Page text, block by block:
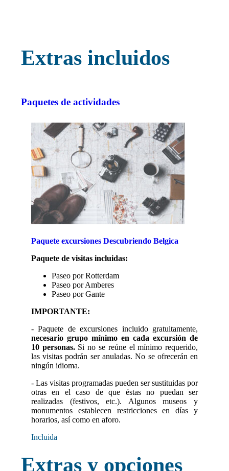
Extras incluidos
Paquetes de actividades
Paquete excursiones Descubriendo Belgica
Paquete de visitas incluidas:
Paseo por Rotterdam
Paseo por Amberes
Paseo por Gante
IMPORTANTE:
- Paquete de excursiones incluido gratuitamente,
necesario grupo mínimo en cada excursión de
10 personas. Si no se reúne el mínimo requerido,
las visitas podrán ser anuladas. No se ofrecerán en
ningún idioma.
- Las visitas programadas pueden ser sustituidas por
otras en el caso de que éstas no puedan ser
realizadas (festivos, etc.). Algunos museos y
monumentos establecen restricciones en días y
horarios, así como en aforo.
Incluida
Extras y opciones